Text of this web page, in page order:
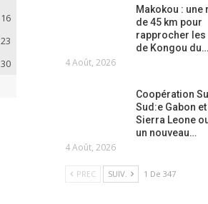
16
23
30
Makokou : une
de 45 km pour
rapprocher les
de Kongou du…
4 Août, 2026
Coopération
Sud:e Gabon et
Sierra Leone
un nouveau…
4 Août, 2026
PREC SUIV. 1 De 347